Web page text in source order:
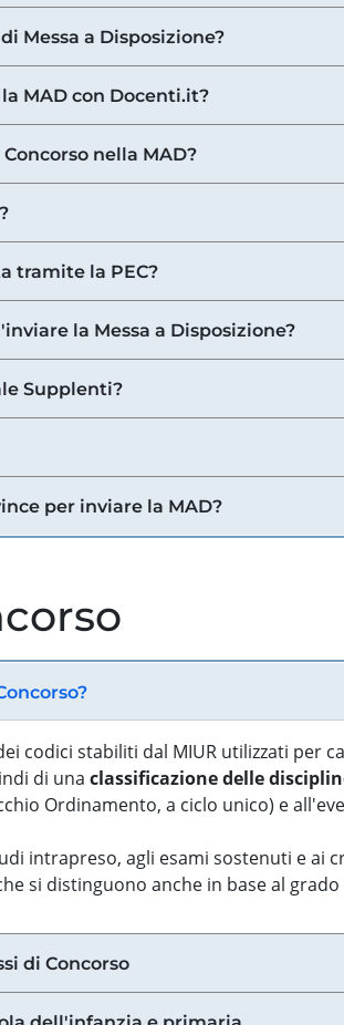
Messa a Disposizione?
MAD con Docenti.it?
nella MAD?
tramite la PEC?
la Messa a Disposizione?
Supplenti?
per inviare la MAD?
codici stabiliti dal MIUR utilizzati per
di una classificazione delle
Ordinamento, a ciclo unico) e
intrapreso, agli esami sostenuti e
si distinguono anche in base al
di Concorso